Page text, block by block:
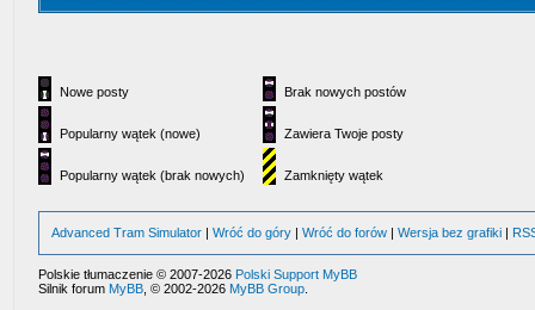
Nowe posty
Popularny wątek (nowe)
Popularny wątek (brak nowych)
Brak nowych postów
Zawiera Twoje posty
Zamknięty wątek
Advanced Tram Simulator |Wróć do góry |Wróć do forów |Wersja bez grafiki |
Polskie tłumaczenie © 2007-2026 Polski Support MyBB
Silnik forum MyBB , © 2002-2026 MyBB Group